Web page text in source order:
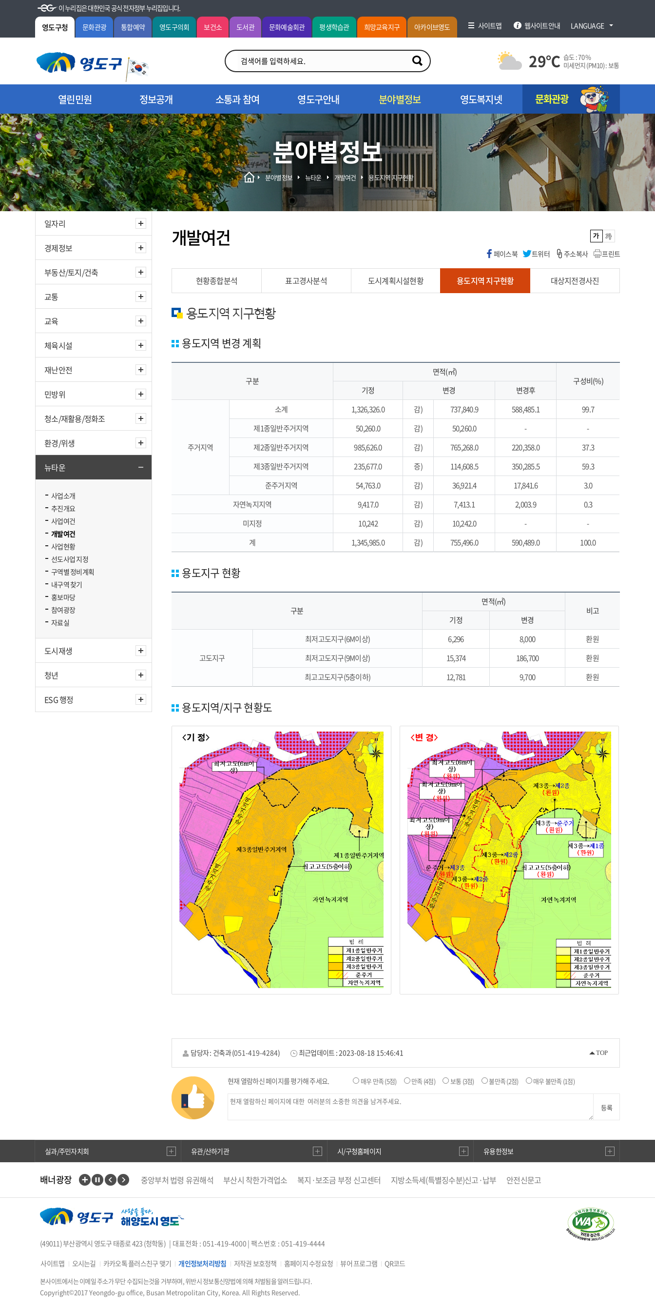
이 누리집은 대한민국 공식 전자정부 누리집입니다.
영도구청 문화관광 통합예약 영도구의회 보건소 도서관 문화예술회관 평생학습관 희망교육지구 아카이브영도 사이트맵 웹사이트안내 LANGUAGE
29℃ 습도 :70 %
미세먼지 (PM10) :보통
열린민원 정보공개 소통과 참여 영도구안내 분야별정보 영도복지넷 문화관광
분야별정보
일자리
경제정보
부동산/토지/건축
교통
교육
체육시설
재난안전
민방위
청소/재활용/정화조
환경/위생
뉴타운
사업소개
추진개요
사업여건
개발여건
사업현황
선도사업 지정
구역별 정비계획
내구역 찾기
홍보마당
참여광장
자료실
도시재생
청년
ESG 행정
분야별정보 뉴타운 개발여건 용도지역 지구현황
개발여건
페이스북 트위터 주소복사 프린트
현황종합분석 표고경사분석 도시계획시설현황 용도지역 지구현황 대상지전경사진
용도지역 지구현황
용도지역 변경 계획
구분
면적(㎡)
구성비(%)
기정
변경 변경후
주거지역
소계 1,326,326.0 감) 737,840.9 588,485.1
99.7
제1종일반주거지역
50,260.0 감) 50,260.0 -
-
제2종일반주거지역
985,626.0 감) 765,268.0 220,358.0
37.3
제3종일반주거지역
235,677.0 증) 114,608.5 350,285.5
59.3
준주거지역
54,763.0 감) 36,921.4 17,841.6
3.0
자연녹지지역
9,417.0 감) 7,413.1 2,003.9
0.3
미지정
10,242 감) 10,242.0 -
-
계
1,345,985.0 감) 755,496.0 590,489.0 100.0
용도지구 현황
구분
면적(㎡)
비고
기정
변경
고도지구
최저고도지구(6M이상) 6,296 8,000
환원
최저고도지구(9M이상)
15,374 186,700
환원
최고고도지구(5층이하)
12,781 9,700 환원
용도지역/지구 현황도
TOP
담당자 : 건축과(051-419-4284) 최근업데이트 :2023-08-18 15:46:41
현재 열람하신 페이지를 평가해 주세요. 매우 만족(5점) 만족 (4점) 보통(3점) 불만족(2점) 매우 불만족 (1점)
등록
실과/주민자치회 유관/산하기관 시/구청홈페이지 유용한정보
배너광장
중앙부처 법령 유권해석
부산시 착한가격업소 복지·보조금 부정 신고센터 지방소득세(특별징수분)신고·납부
안전신문고
위해식품 정보공개
에어코리아
(49011) 부산광역시 영도구 태종로 423 (청학동) | 대표전화 : 051-419-4000 | 팩스번호 : 051-419-4444
사이트맵 오시는길 카카오톡 플러스친구 맺기 개인정보처리방침 저작권 보호정책 홈페이지 수정요청 뷰어 프로그램 QR코드
본사이트에서는 이메일 주소가 무단 수집되는것을 거부하며, 위반시 정보통신망법에 의해 처벌됨을 알려드립니다.
Copyright©2017 Yeongdo-gu office, Busan Metropolitan City, Korea. All Rights Reserved.